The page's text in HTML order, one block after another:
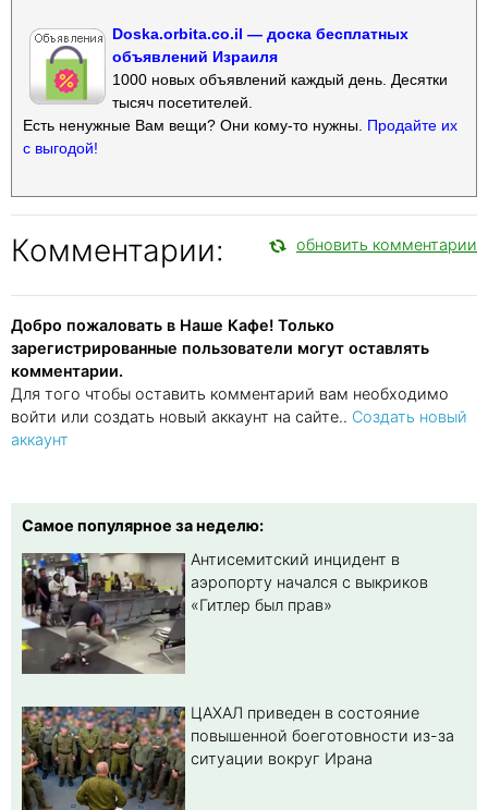
Doska.orbita.co.il — доска бесплатных
объявлений Израиля
1000 новых объявлений каждый день. Десятки
тысяч посетителей.
Есть ненужные Вам вещи? Они кому-то нужны. Продайте их
с выгодой!
Комментарии: обновить комментарии
Добро пожаловать в Наше Кафе! Только
зарегистрированные пользователи могут оставлять
комментарии.
Для того чтобы оставить комментарий вам необходимо
войти или создать новый аккаунт на сайте.. Создать новый
аккаунт
Самое популярное за неделю:
Антисемитский инцидент в
аэропорту начался с выкриков
«Гитлер был прав»
ЦАХАЛ приведен в состояние
повышенной боеготовности из-за
ситуации вокруг Ирана